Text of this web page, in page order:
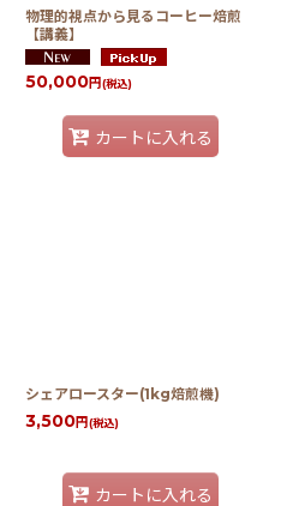
物理的視点から見るコーヒー焙煎
【講義】
50,000円(税込)
カートに入れる
シェアロースター(1kg焙煎機)
3,500円(税込)
カートに入れる